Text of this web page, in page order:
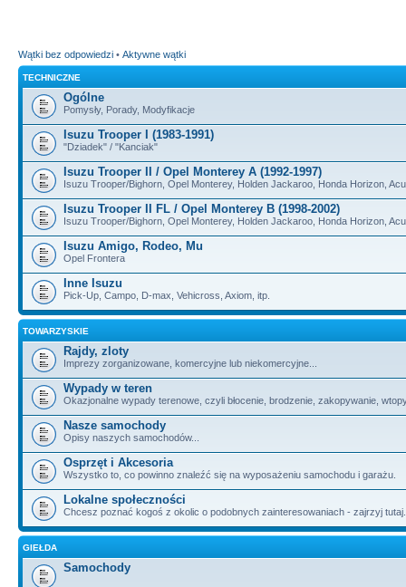
Wątki bez odpowiedzi • Aktywne wątki
TECHNICZNE
Ogólne
Pomysły, Porady, Modyfikacje
Isuzu Trooper I (1983-1991)
"Dziadek" / "Kanciak"
Isuzu Trooper II / Opel Monterey A (1992-1997)
Isuzu Trooper/Bighorn, Opel Monterey, Holden Jackaroo, Honda Horizon,
Isuzu Trooper II FL / Opel Monterey B (1998-2002)
Isuzu Trooper/Bighorn, Opel Monterey, Holden Jackaroo, Honda Horizon,
Isuzu Amigo, Rodeo, Mu
Opel Frontera
Inne Isuzu
Pick-Up, Campo, D-max, Vehicross, Axiom, itp.
TOWARZYSKIE
Rajdy, zloty
Imprezy zorganizowane, komercyjne lub niekomercyjne...
Wypady w teren
Okazjonalne wypady terenowe, czyli błocenie, brodzenie, zakopywanie,
Nasze samochody
Opisy naszych samochodów...
Osprzęt i Akcesoria
Wszystko to, co powinno znaleźć się na wyposażeniu samochodu i garażu.
Lokalne społeczności
Chcesz poznać kogoś z okolic o podobnych zainteresowaniach - zajrzyj
GIEŁDA
Samochody